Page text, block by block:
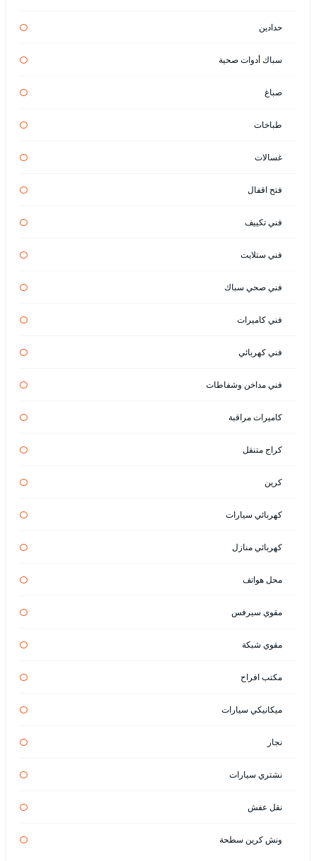
حدادين
سباك أدوات صحية
صباغ
طباخات
غسالات
فتح اقفال
فني تكييف
فني ستلايت
فني صحي سباك
فني كاميرات
فني كهربائي
فني مداخن وشفاطات
كاميرات مراقبة
كراج متنقل
كرين
كهربائي سيارات
كهربائي منازل
محل هواتف
مقوي سيرفس
مقوي شبكة
مكتب افراح
ميكانيكي سيارات
نجار
نشتري سيارات
نقل عفش
ونش كرين سطحة